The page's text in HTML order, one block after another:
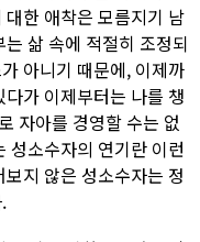
한 애착은 모름지기 남
삶 속에 적절히 조정되
아니기 때문에, 이제까
가 이제부터는 나를 챙
자아를 경영할 수는 없
성소수자의 연기란 이런
지 않은 성소수자는 정